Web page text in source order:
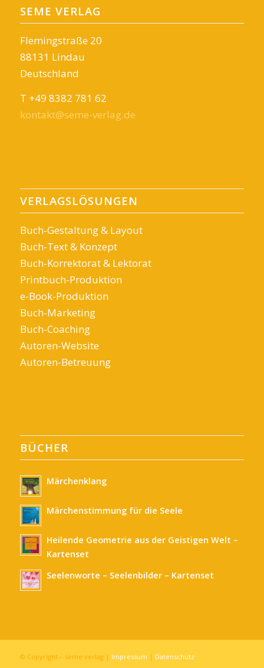
SEME VERLAG
Flemingstraße 20
88131 Lindau
Deutschland
T +49 8382 781 62
kontakt@seme-verlag.de
VERLAGSLÖSUNGEN
Buch-Gestaltung & Layout
Buch-Text & Konzept
Buch-Korrektorat & Lektorat
Printbuch-Produktion
e-Book-Produktion
Buch-Marketing
Buch-Coaching
Autoren-Website
Autoren-Betreuung
BÜCHER
Märchenklang
Märchenstimmung für die Seele
Heilende Geometrie aus der Geistigen Welt –
Kartenset
Seelenworte – Seelenbilder – Kartenset
© Copyright – seme verlag | Impressum | Datenschutz